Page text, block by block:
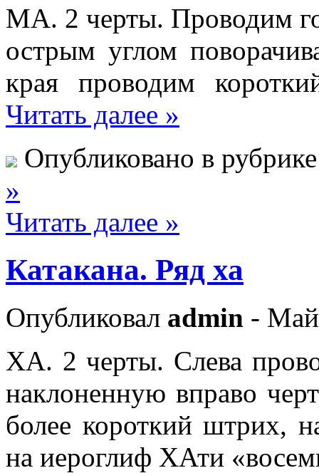
МА. 2 черты. Проводим
острым углом
края проводим
Читать далее »
Опубликовано в
»
Читать далее »
Катакана. Ряд ха
Опубликовал admin -
ХА. 2 черты. Слева
наклоненную вправо
более короткий штрих,
на иероглиф ХАти